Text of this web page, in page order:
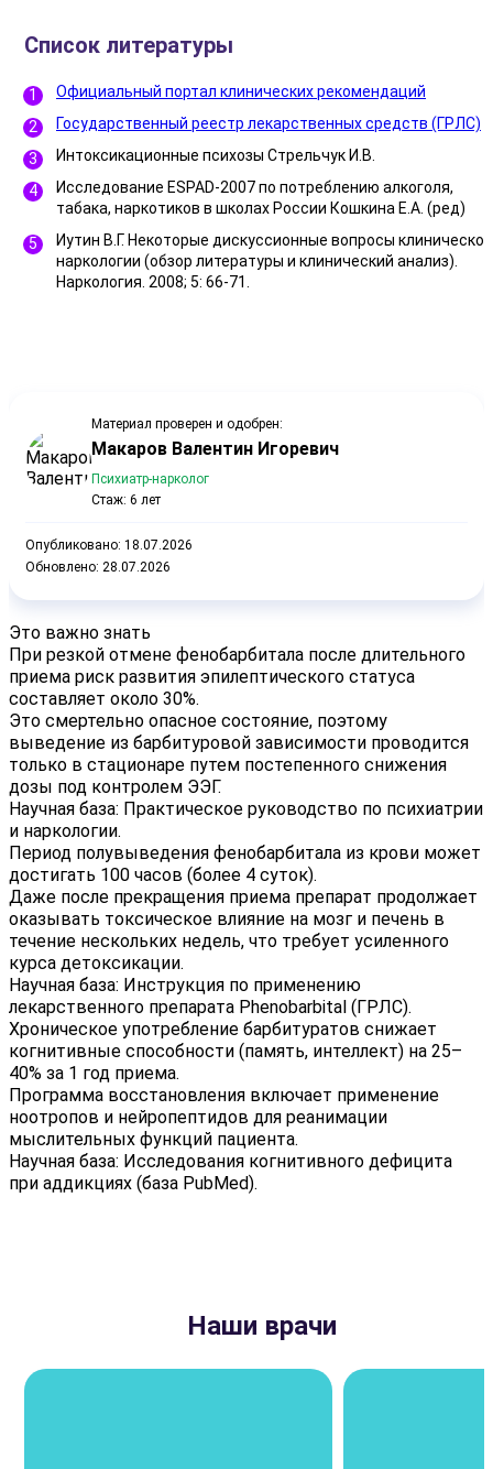
Список литературы
Официальный портал клинических рекомендаций
Государственный реестр лекарственных средств (ГРЛС)
Интоксикационные психозы Стрельчук И.В.
Исследование ESPAD-2007 по потреблению алкоголя,
табака, наркотиков в школах России Кошкина Е.А. (ред)
Иутин В.Г. Некоторые дискуссионные вопросы клинической
наркологии (обзор литературы и клинический анализ).
Наркология. 2008; 5: 66-71.
Материал проверен и одобрен:
Макаров Валентин Игоревич
Психиатр-нарколог
Стаж: 6 лет
Опубликовано: 18.07.2026
Обновлено: 28.07.2026
Это важно знать
При резкой отмене фенобарбитала после длительного
приема риск развития эпилептического статуса
составляет около 30%.
Это смертельно опасное состояние, поэтому
выведение из барбитуровой зависимости проводится
только в стационаре путем постепенного снижения
дозы под контролем ЭЭГ.
Научная база: Практическое руководство по психиатрии
и наркологии.
Период полувыведения фенобарбитала из крови может
достигать 100 часов (более 4 суток).
Даже после прекращения приема препарат продолжает
оказывать токсическое влияние на мозг и печень в
течение нескольких недель, что требует усиленного
курса детоксикации.
Научная база: Инструкция по применению
лекарственного препарата Phenobarbital (ГРЛС).
Хроническое употребление барбитуратов снижает
когнитивные способности (память, интеллект) на 25–
40% за 1 год приема.
Программа восстановления включает применение
ноотропов и нейропептидов для реанимации
мыслительных функций пациента.
Научная база: Исследования когнитивного дефицита
при аддикциях (база PubMed).
Наши врачи